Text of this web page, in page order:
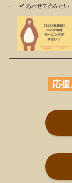
あわせて読みたい
応援